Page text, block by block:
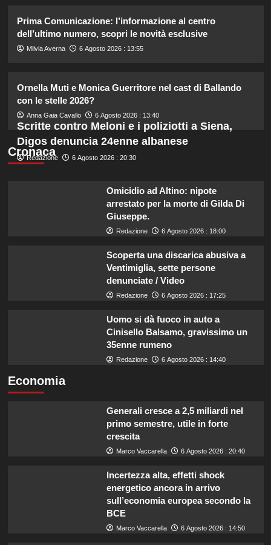
4
catturano il suo stile unico e la sua
bellezza.
5
Soussi: “È vittima di un ingiusto
Prima Comunicazione: l’informazione al centro
dell’ultimo numero, scopri le novità esclusive
Milvia Averna 6 Agosto 2026 : 13:55
Ornella Muti e Monica Guerritore nel cast di Ballando
con le stelle 2026?
Anna Gaia Cavallo 6 Agosto 2026 : 13:40
Cronaca
Scritte contro Meloni e i poliziotti a Siena,
Digos denuncia 24enne albanese
Redazione 6 Agosto 2026 : 20:30
Omicidio ad Altino: nipote
arrestato per la morte di Gilda Di
Giuseppe.
Redazione 6 Agosto 2026 : 18:00
Scoperta una discarica abusiva a
Ventimiglia, sette persone
denunciate / Video
Redazione 6 Agosto 2026 : 17:25
Uomo si dà fuoco in auto a
Cinisello Balsamo, gravissimo un
35enne rumeno
Redazione 6 Agosto 2026 : 14:40
Economia
Generali cresce a 2,5 miliardi nel
primo semestre, utile in forte
crescita
Marco Vaccarella 6 Agosto 2026 : 20:40
Incertezza alta, effetti shock
energetico ancora in arrivo
sull’economia europea secondo la
BCE
Marco Vaccarella 6 Agosto 2026 : 14:50